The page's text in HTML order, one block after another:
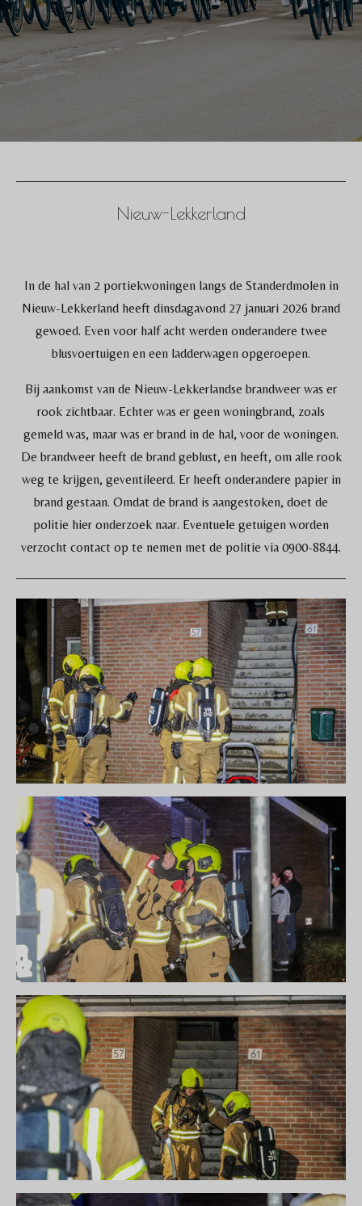
Nieuw-Lekkerland
In de hal van 2 portiekwoningen langs de Standerdmolen in
Nieuw-Lekkerland heeft dinsdagavond 27 januari 2026 brand
gewoed. Even voor half acht werden onderandere twee
blusvoertuigen en een ladderwagen opgeroepen.
Bij aankomst van de Nieuw-Lekkerlandse brandweer was er
rook zichtbaar. Echter was er geen woningbrand, zoals
gemeld was, maar was er brand in de hal, voor de woningen.
De brandweer heeft de brand geblust, en heeft, om alle rook
weg te krijgen, geventileerd. Er heeft onderandere papier in
brand gestaan. Omdat de brand is aangestoken, doet de
politie hier onderzoek naar. Eventuele getuigen worden
verzocht contact op te nemen met de politie via 0900-8844.